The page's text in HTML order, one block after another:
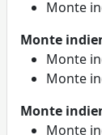
Monte
Monte
Monte
Monte
Monte
Monte